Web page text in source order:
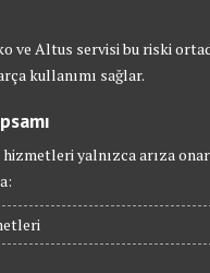
ve Altus servisi bu riski
kullanımı sağlar.
yalnızca arıza